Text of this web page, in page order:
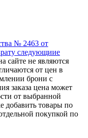
№ 2463 от
следующиие
сайте не являются
от цен в
брони с
заказа цена может
от выбранной
добавить товары по
покупкой по